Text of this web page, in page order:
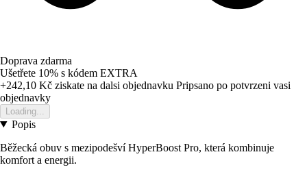
Doprava zdarma
Ušetřete 10% s kódem EXTRA
+242,10 Kč ziskate na dalsi objednavku Pripsano po potvrzeni vasi
objednavky
Loading...
Popis
Běžecká obuv s mezipodešví HyperBoost Pro, která kombinuje
komfort a energii.